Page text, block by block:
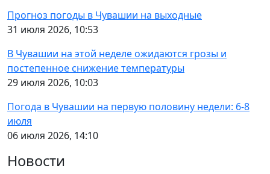
Прогноз погоды в Чувашии на выходные
31 июля 2026, 10:53
В Чувашии на этой неделе ожидаются грозы и
постепенное снижение температуры
29 июля 2026, 10:03
Погода в Чувашии на первую половину недели: 6-8
июля
06 июля 2026, 14:10
Новости